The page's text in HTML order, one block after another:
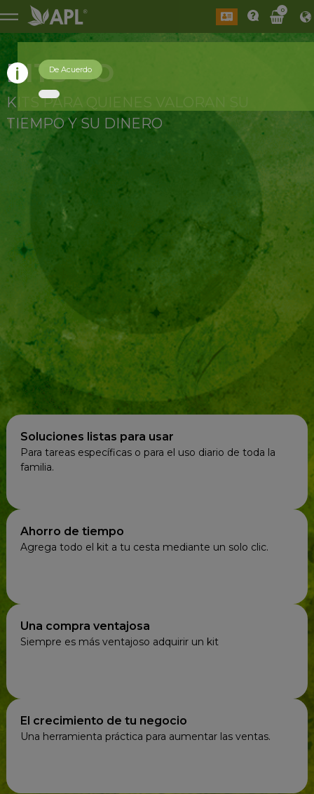
0
KITS GO
KITS PARA QUIENES VALORAN SU
TIEMPO Y SU DINERO
Soluciones listas para usar
Para tareas específicas o para el uso diario de toda la
familia.
Ahorro de tiempo
Agrega todo el kit a tu cesta mediante un solo clic.
Una compra ventajosa
Siempre es más ventajoso adquirir un kit
El crecimiento de tu negocio
Una herramienta práctica para aumentar las ventas.
De Acuerdo